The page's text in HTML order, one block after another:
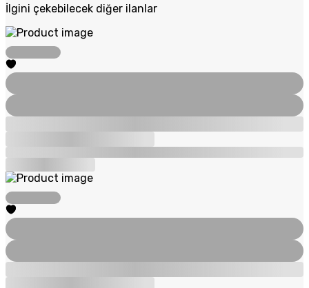
İlgini çekebilecek diğer ilanlar